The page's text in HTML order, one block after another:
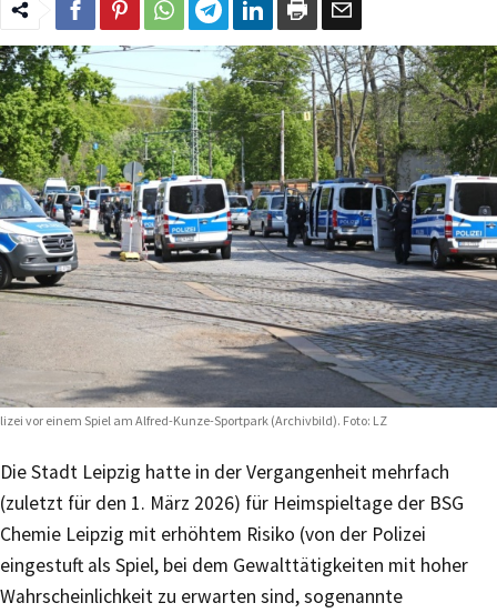
vor einem Spiel am Alfred-Kunze-Sportpark (Archivbild). Foto: LZ
Die Stadt Leipzig hatte in der Vergangenheit mehrfach
(zuletzt für den 1. März 2026) für Heimspieltage der BSG
Chemie Leipzig mit erhöhtem Risiko (von der Polizei
eingestuft als Spiel, bei dem Gewalttätigkeiten mit hoher
Wahrscheinlichkeit zu erwarten sind, sogenannte